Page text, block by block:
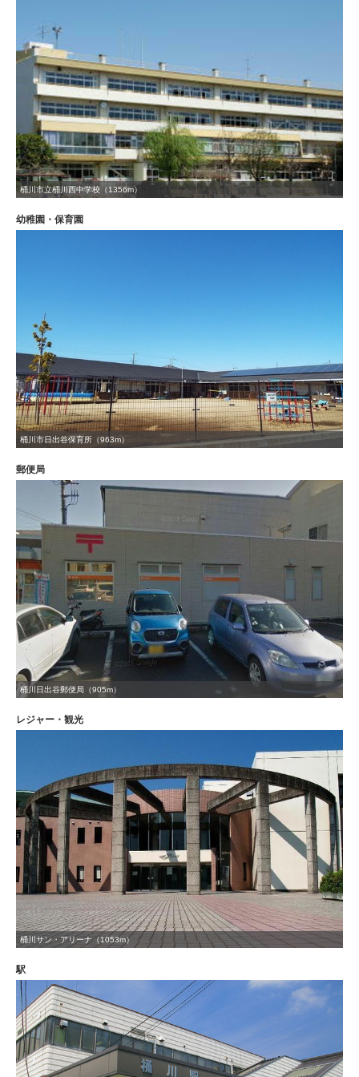
桶川市立桶川西中学校（1356m）
幼稚園・保育園
桶川市日出谷保育所（963m）
郵便局
桶川日出谷郵便局（905m）
レジャー・観光
桶川サン・アリーナ（1053m）
駅